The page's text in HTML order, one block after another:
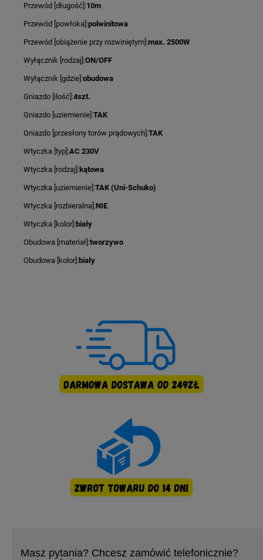
Przewód [długość]:10m
Przewód [powłoka]:polwinitowa
Przewód [obiążenie przy rozwiniętym]:max. 2500W
Wyłącznik [rodzaj]:ON/OFF
Wyłącznik [gdzie]:obudowa
Gniazdo [ilość]:4szt.
Gniazdo [uziemienie]:TAK
Gniazdo [przesłony torów prądowych]:TAK
Wtyczka [typ]:AC 230V
Wtyczka [rodzaj]:kątowa
Wtyczka [uziemienie]:TAK (Uni-Schuko)
Wtyczka [rozbieralna]:NIE
Wtyczka [kolor]:biały
Obudowa [materiał]:tworzywo
Obudowa [kolor]:biały
Masz pytania? Chcesz zamówić telefonicznie?